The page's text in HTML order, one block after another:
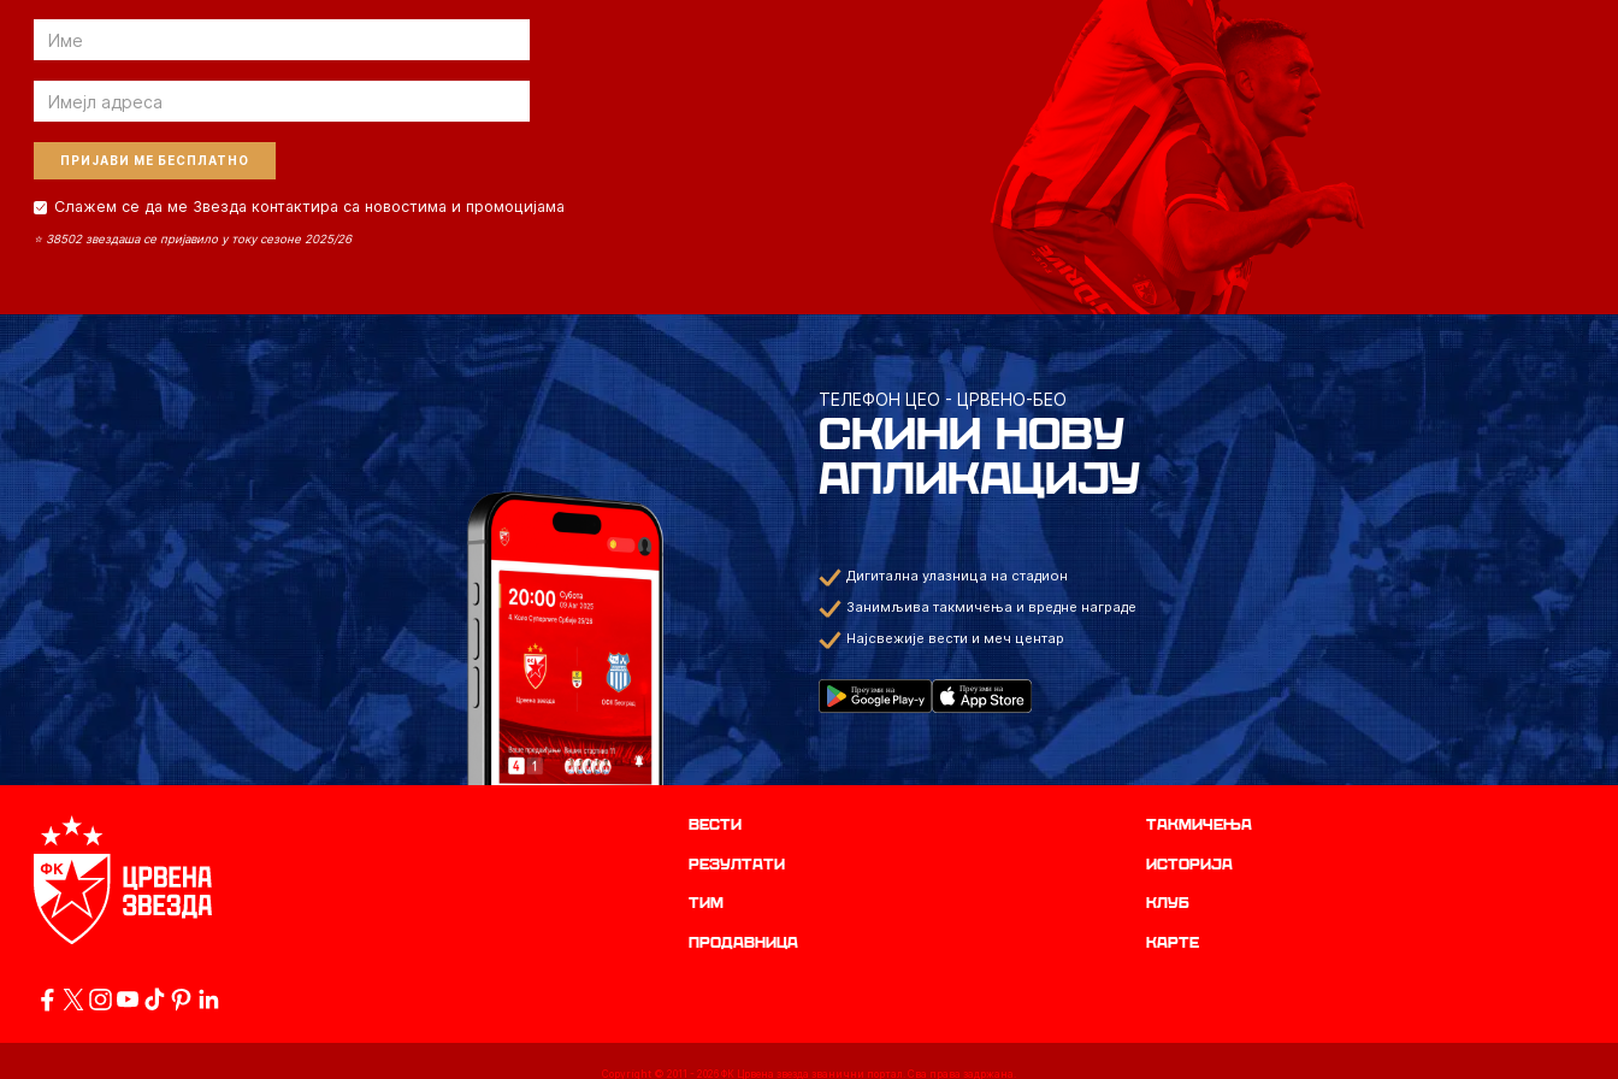
Email
Email
Слажем се да ме Звезда контактира са новостима и промоцијама
⭐ 38502 звездаша се пријавило у току сезоне 2025/26
ТЕЛЕФОН ЦЕО - ЦРВЕНО-БЕО
СКИНИ НОВУ
АПЛИКАЦИЈУ
Дигитална улазница на стадион
Занимљива такмичења и вредне награде
Најсвежије вести и меч центар
Вести Такмичења
резултати историја
ТИМ Клуб
продавница Карте
Copyright © 2011 - 2026ФК Црвена звезда званични портал. Сва права задржана.